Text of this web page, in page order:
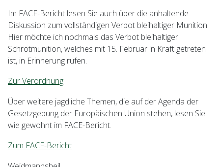
Im FACE-Bericht lesen Sie auch über die anhaltende
Diskussion zum vollständigen Verbot bleihaltiger Munition.
Hier möchte ich nochmals das Verbot bleihaltiger
Schrotmunition, welches mit 15. Februar in Kraft getreten
ist, in Erinnerung rufen.
Zur Verordnung
Über weitere jagdliche Themen, die auf der Agenda der
Gesetzgebung der Europäischen Union stehen, lesen Sie
wie gewohnt im FACE-Bericht.
Zum FACE-Bericht